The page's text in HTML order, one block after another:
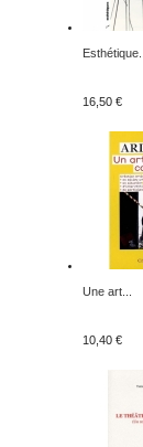
Esthétique...
16,50 €
Une art...
10,40 €